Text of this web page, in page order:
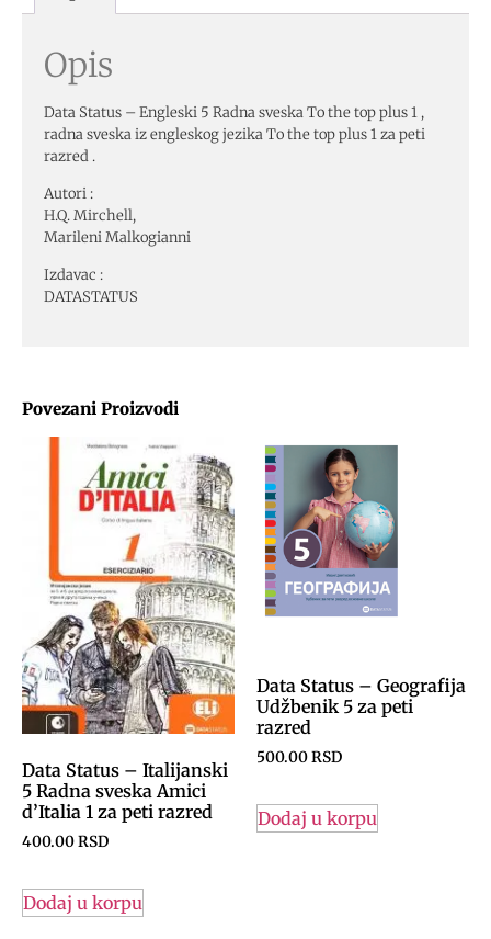
Povezani Proizvodi
Data Status – Italijanski
5 Radna sveska Amici
d’Italia 1 za peti razred
400.00RSD
Dodaj u korpu
Data Status – Geografija
Udžbenik 5 za peti
razred
500.00RSD
Dodaj u korpu
Opis
Data Status – Engleski 5 Radna sveska To the top plus 1 ,
radna sveska iz engleskog jezika To the top plus 1 za peti
razred .
Autori :
H.Q. Mirchell,
Marileni Malkogianni
Izdavac :
DATASTATUS